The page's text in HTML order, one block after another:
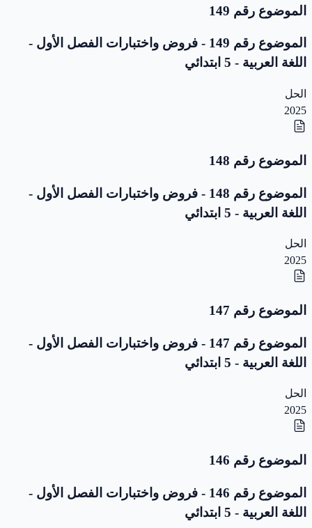
الموضوع رقم 149
الموضوع رقم 149 - فروض واختبارات الفصل الأول -
اللغة العربية - 5 ابتدائي
الحل
2025
الموضوع رقم 148
الموضوع رقم 148 - فروض واختبارات الفصل الأول -
اللغة العربية - 5 ابتدائي
الحل
2025
الموضوع رقم 147
الموضوع رقم 147 - فروض واختبارات الفصل الأول -
اللغة العربية - 5 ابتدائي
الحل
2025
الموضوع رقم 146
الموضوع رقم 146 - فروض واختبارات الفصل الأول -
اللغة العربية - 5 ابتدائي